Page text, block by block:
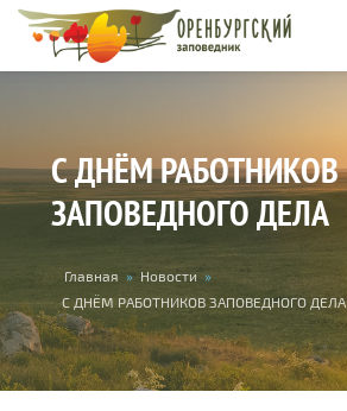
Перейти к основному содержанию
С ДНЁМ РАБОТНИКОВ
ЗАПОВЕДНОГО ДЕЛА
Вы здесь
Главная » Новости »
С ДНЁМ РАБОТНИКОВ ЗАПОВЕДНОГО ДЕЛА